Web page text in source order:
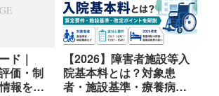
ド｜
価・制
報を探
【2026】障害者施設等入
院基本料とは？対象患
者・施設基準・療養病棟